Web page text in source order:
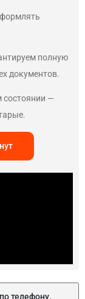
полную
документов.
состоянии —
телефону.